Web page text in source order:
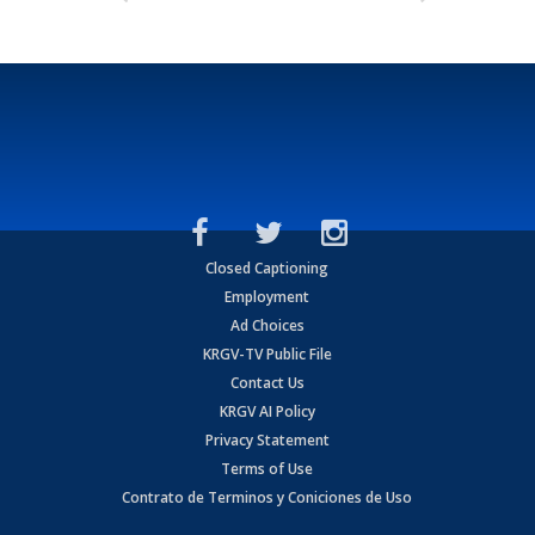
Closed Captioning
Employment
Ad Choices
KRGV-TV Public File
Contact Us
KRGV AI Policy
Privacy Statement
Terms of Use
Contrato de Terminos y Coniciones de Uso